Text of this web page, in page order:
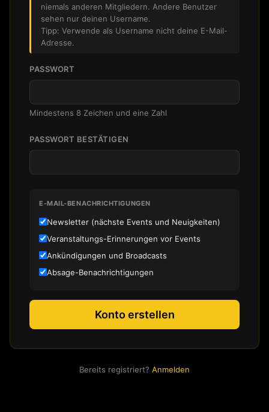
niemals anderen Mitgliedern. Andere Benutzer
sehen nur deinen Username.
Tipp: Verwende als Username nicht deine E-Mail-
Adresse.
PASSWORT
Mindestens 8 Zeichen und eine Zahl
PASSWORT BESTÄTIGEN
E-MAIL-BENACHRICHTIGUNGEN
Newsletter (nächste Events und Neuigkeiten)
Veranstaltungs-Erinnerungen vor Events
Ankündigungen und Broadcasts
Absage-Benachrichtigungen
Konto erstellen
Bereits registriert? Anmelden